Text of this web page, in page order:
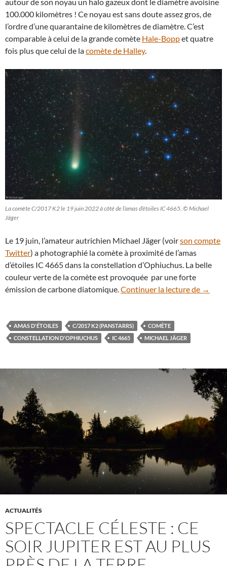
100.000 kilomètres ! Ce noyau est sans doute assez gros, de
l’ordre d’une quarantaine de kilomètres de diamètre. C’est
comparable à celui de la grande comète Hale-Boppet quatre
fois plus que celui de lacomète de Halley.
La comète C/2017 K2 le 19 juin 2022 à côté de l’amas d’étoiles IC 4665. © Michael
Jäger
Le 19 juin, l’amateur autrichien Michael Jäger (voirson compte
Twitter) a photographié la comète à proximité de l’amas
d’étoiles IC 4665 dans la constellation d’Ophiuchus. La belle
couleur verte de la comète est provoquée par une forte
émission de carbone diatomique. Continuer la lecture de Voici
→
AMAS D'ÉTOILES C/2017 K2 (PANSTARRS)
COMÈTE
CONSTELLATION D'OPHIUCHUS
IC 4665 MICHAEL JÄGER
ACTUALITÉS
SPECTACLE CÉLESTE : CE
SOIR JUPITER EST AU PLUS